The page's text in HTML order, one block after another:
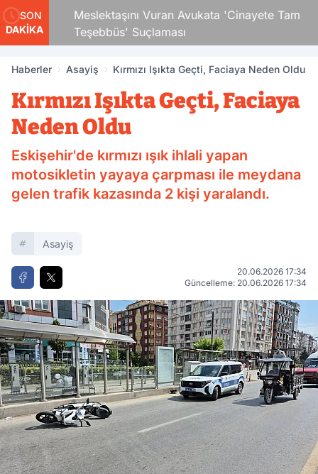
SON
DAKİKA
Meslektaşını Vuran Avukata 'Cinayete Tam
Teşebbüs' Suçlaması
Haberler Asayiş Kırmızı Işıkta Geçti, Faciaya Neden Oldu
Kırmızı Işıkta Geçti, Faciaya
Neden Oldu
Eskişehir'de kırmızı ışık ihlali yapan
motosikletin yayaya çarpması ile meydana
gelen trafik kazasında 2 kişi yaralandı.
Asayiş
20.06.2026 17:34
Güncelleme: 20.06.2026 17:34